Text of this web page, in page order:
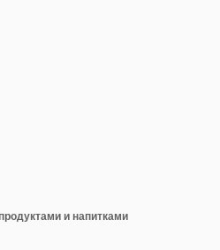
и напитками